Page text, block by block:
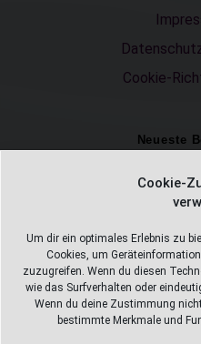
Cookie-
Um dir ein optimales Erlebnis zu
Cookies, um
zuzugreifen. Wenn du diesen
wie das Surfverhalten oder
Wenn du deine Zustimmung
bestimmte Merkmale und
Cookie-
Neueste
Einschulungsfotos 2026 –
Fotostudio in
Alles Pizza